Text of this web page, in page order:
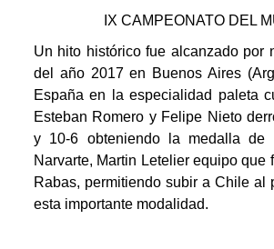
IX CAMPEONATO DEL
Un hito histórico fue alcanzado por
del año 2017 en Buenos Aires
España en la especialidad paleta
Esteban Romero y Felipe Nieto
y 10-6 obteniendo la medalla de
Narvarte, Martin Letelier equipo
Rabas, permitiendo subir a Chile al
esta importante modalidad.